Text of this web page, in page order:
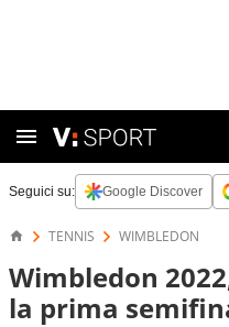
Seguici su: Google Discover
TENNIS WIMBLEDON
Wimbledon
la prima